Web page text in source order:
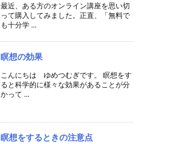
最近、ある方のオンライン講座を思い切
って購入してみました。正直、「無料で
も十分学 ...
瞑想の効果
こんにちは ゆめつむぎです。 瞑想をす
ると科学的に様々な効果があることが分
かって ...
瞑想をするときの注意点